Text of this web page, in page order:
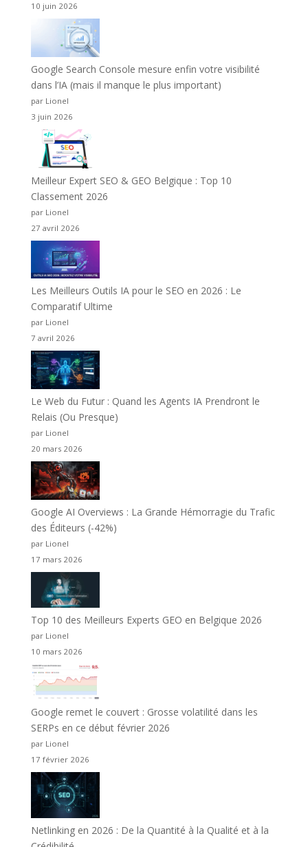
10 juin 2026
Google Search Console mesure enfin votre visibilité
dans l’IA (mais il manque le plus important)
par Lionel
3 juin 2026
Meilleur Expert SEO & GEO Belgique : Top 10
Classement 2026
par Lionel
27 avril 2026
Les Meilleurs Outils IA pour le SEO en 2026 : Le
Comparatif Ultime
par Lionel
7 avril 2026
Le Web du Futur : Quand les Agents IA Prendront le
Relais (Ou Presque)
par Lionel
20 mars 2026
Google AI Overviews : La Grande Hémorragie du Trafic
des Éditeurs (-42%)
par Lionel
17 mars 2026
Top 10 des Meilleurs Experts GEO en Belgique 2026
par Lionel
10 mars 2026
Google remet le couvert : Grosse volatilité dans les
SERPs en ce début février 2026
par Lionel
17 février 2026
Netlinking en 2026 : De la Quantité à la Qualité et à la